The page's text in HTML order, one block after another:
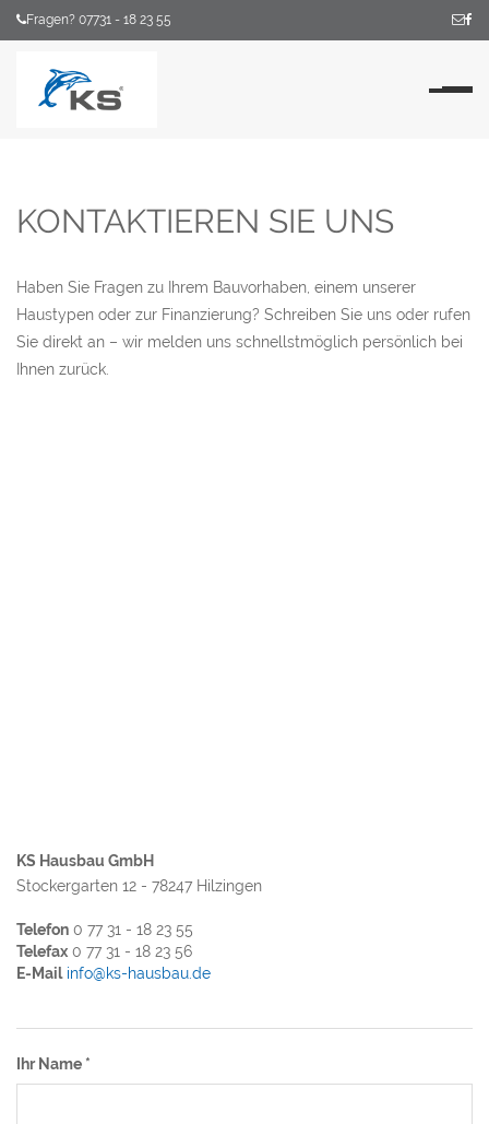
Fragen? 07731 - 18 23 55
KONTAKTIEREN SIE UNS
Haben Sie Fragen zu Ihrem Bauvorhaben, einem unserer
Haustypen oder zur Finanzierung? Schreiben Sie uns oder rufen
Sie direkt an – wir melden uns schnellstmöglich persönlich bei
Ihnen zurück.
KS Hausbau GmbH
Stockergarten 12 - 78247 Hilzingen
Telefon 0 77 31 - 18 23 55
Telefax 0 77 31 - 18 23 56
E-Mail info@ks-hausbau.de
Ihr Name *